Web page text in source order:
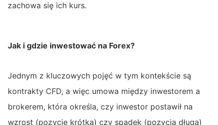
zachowa się ich kurs.
Jak i gdzie inwestować na Forex?
Jednym z kluczowych pojęć w tym kontekście są
kontrakty CFD, a więc umowa między inwestorem a
brokerem, która określa, czy inwestor postawił na
wzrost (pozycję krótką) czy spadek (pozycja długa)